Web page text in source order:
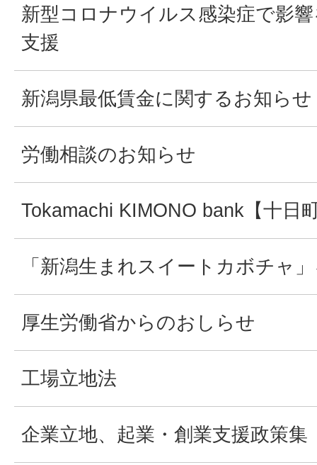
新型コロナウイルス感染症で影
支援
新潟県最低賃金に関するお知らせ
労働相談のお知らせ
Tokamachi KIMONO bank【十日
「新潟生まれスイートカボチャ
厚生労働省からのおしらせ
工場立地法
企業立地、起業・創業支援政策集